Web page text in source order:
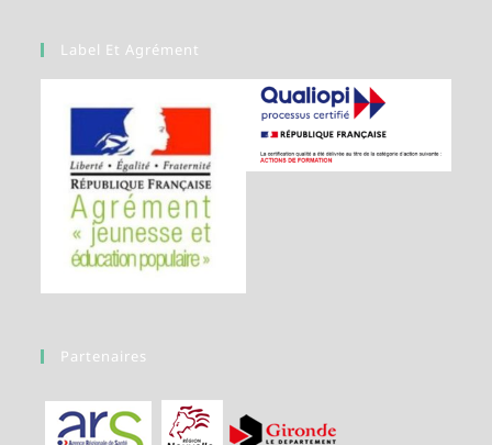
Label Et Agrément
Partenaires